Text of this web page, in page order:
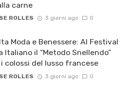
carne
ROLLES 3 giorni ago 0
Moda e Benessere: Al Festival
Italiano il “Metodo Snellendo”
colossi del lusso francese
ROLLES 3 giorni ago 0